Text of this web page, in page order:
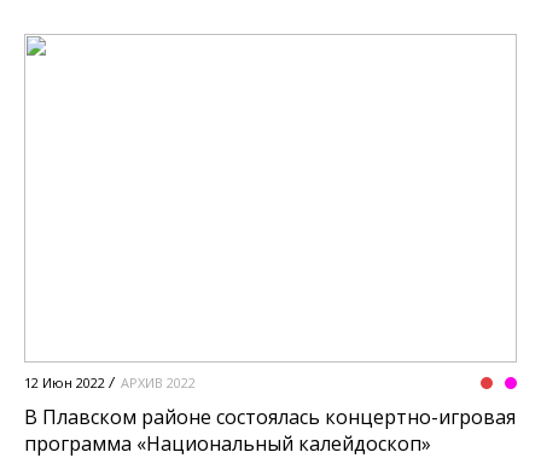
12 Июн 2022 АРХИВ 2022
В Плавском районе состоялась концертно-игровая
программа «Национальный калейдоскоп»